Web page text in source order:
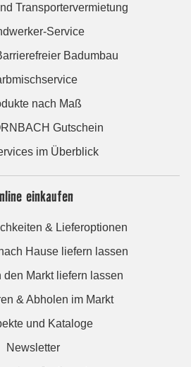
Transportervermietung
Service
Badumbau
nach Maß
Gutschein
im Überblick
einkaufen
& Lieferoptionen
Hause liefern lassen
den Markt liefern lassen
& Abholen im Markt
und Kataloge
Newsletter